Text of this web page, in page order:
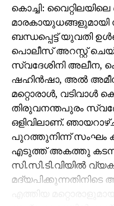
കൊച്ചി:
ബന്ധപ്പെട്ട് യുവതി
പൊലീസ് അറസ്റ്റ്
സ്വദേശിനി അലീന,
ഷഹിന്‍ഷാ, അല്‍ അമീന്‍
മറ്റൊരാള്‍, വടിവാള്‍
തിരുവനന്തപുരം
ഒളിവിലാണ്.
പുറത്തുനിന്ന് സംഘം
എടുത്ത് അകത്തു
സി.സി.ടി.വിയില്‍